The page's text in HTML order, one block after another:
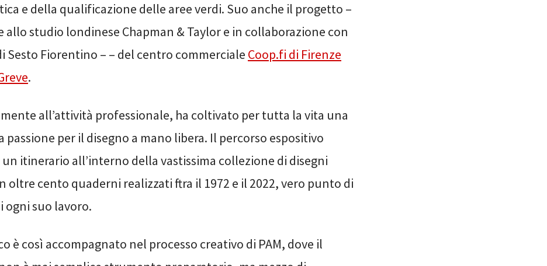
e della qualificazione delle aree verdi. Suo anche il progetto –
allo studio londinese Chapman & Taylor e in collaborazione con
Sesto Fiorentino – – del centro commerciale Coop.fi di Firenze
.
all’attività professionale, ha coltivato per tutta la vita una
passione per il disegno a mano libera. Il percorso espositivo
itinerario all’interno della vastissima collezione di disegni
oltre cento quaderni realizzati ftra il 1972 e il 2022, vero punto di
ogni suo lavoro.
è così accompagnato nel processo creativo di PAM, dove il